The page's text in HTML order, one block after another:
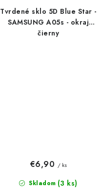
Tvrdené sklo 5D Blue Star -
SAMSUNG A05s - okraj
čierny
Skladom (3 ks)
€6,90 / ks